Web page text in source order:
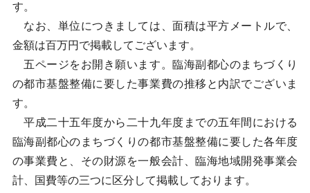
す。
なお、単位につきましては、面積は平方メートルで、
金額は百万円で掲載してございます。
五ページをお開き願います。臨海副都心のまちづくり
の都市基盤整備に要した事業費の推移と内訳でございま
す。
平成二十五年度から二十九年度までの五年間における
臨海副都心のまちづくりの都市基盤整備に要した各年度
の事業費と、その財源を一般会計、臨海地域開発事業会
計、国費等の三つに区分して掲載しております。